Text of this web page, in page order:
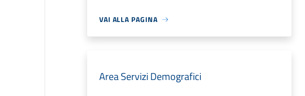
VAI ALLA PAGINA
Area Servizi Demografici